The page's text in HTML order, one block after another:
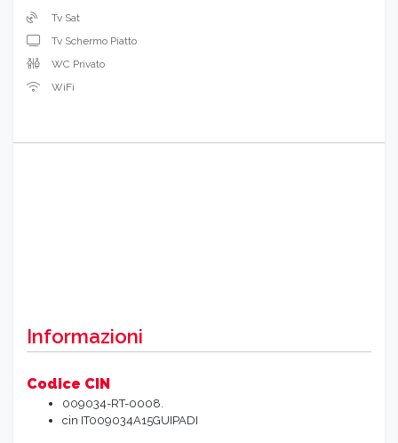
Tv Sat
Tv Schermo Piatto
WC Privato
WiFi
Informazioni
Codice CIN
009034-RT-0008.
cin IT009034A15GUIPADI